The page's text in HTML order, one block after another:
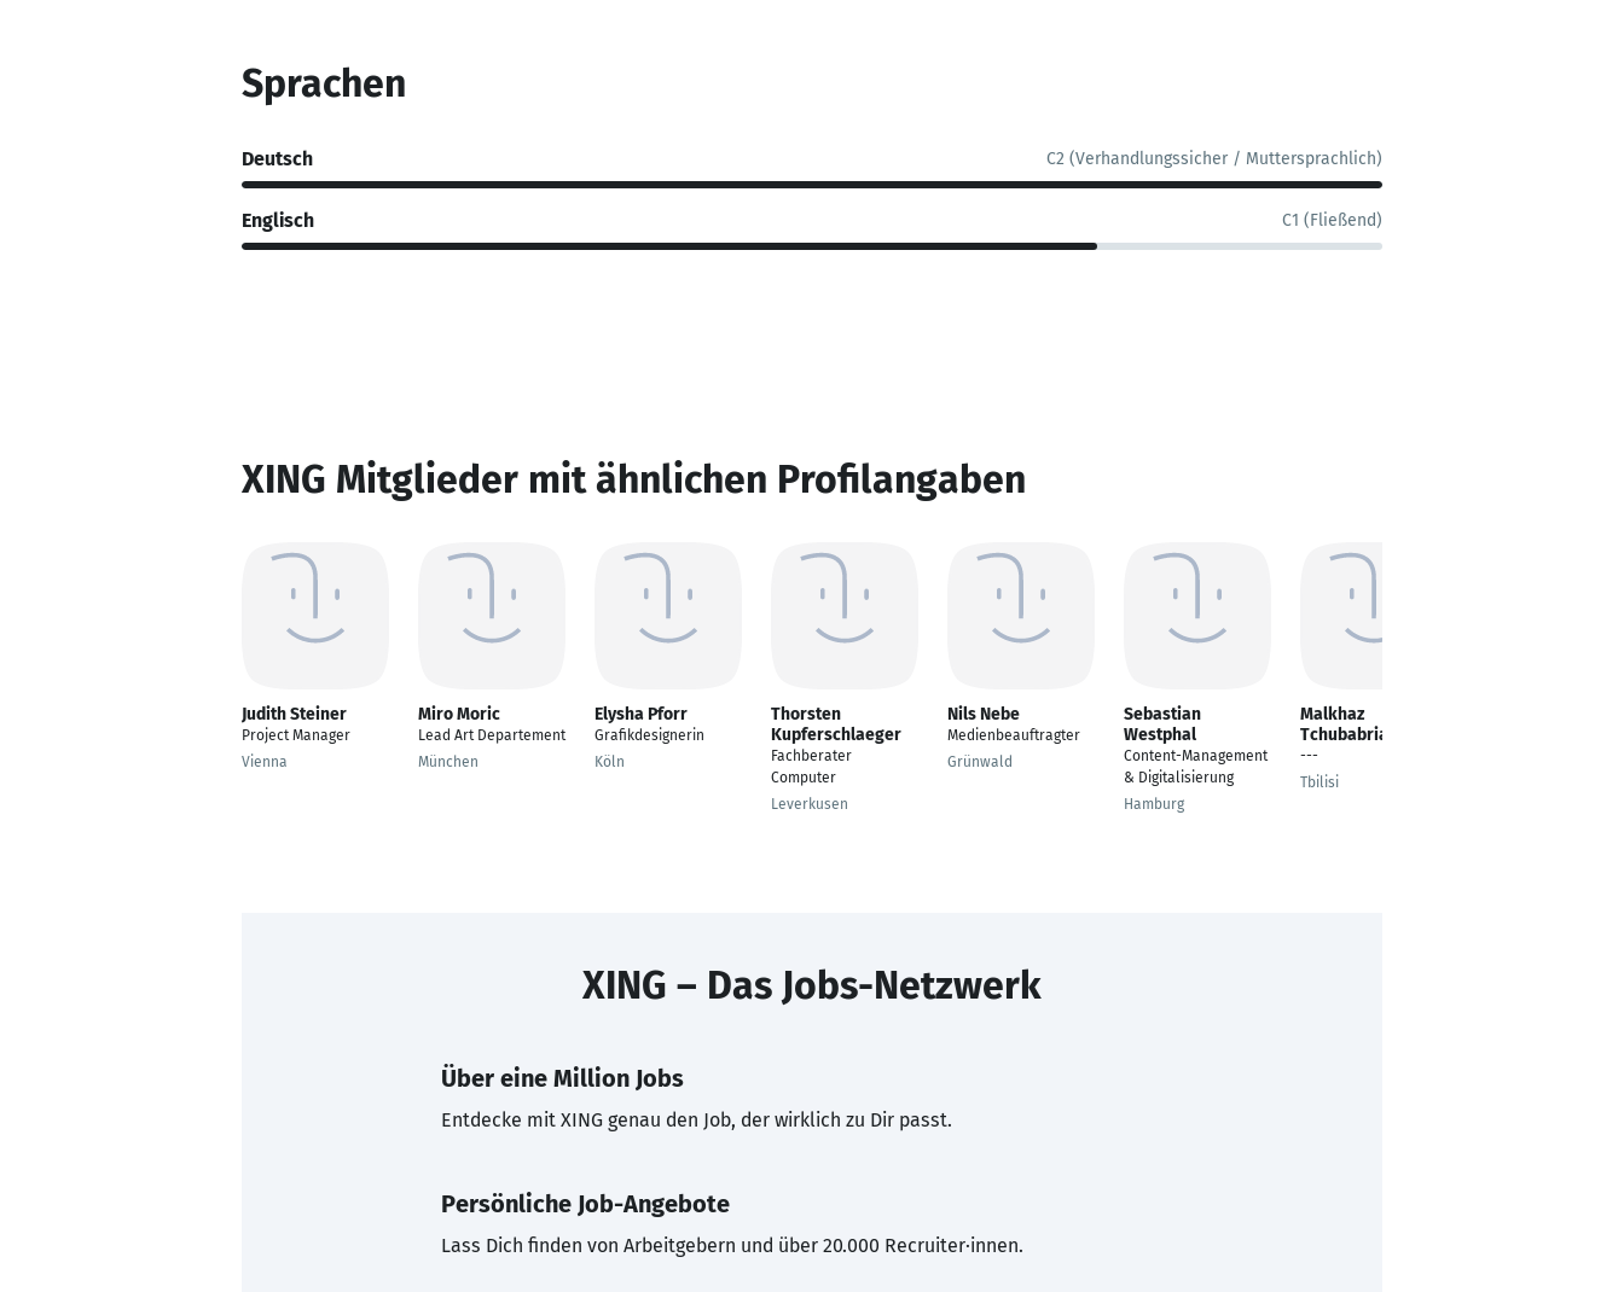
Sprachen
Deutsch C2 (Verhandlungssicher / Muttersprachlich)
Englisch C1 (Fließend)
XING Mitglieder mit ähnlichen Profilangaben
Judith Steiner
Project Manager
Vienna
Miro Moric
Lead Art Departement
München
Elysha Pforr
Grafikdesignerin
Köln
Thorsten
Kupferschlaeger
Fachberater
Computer
Leverkusen
Nils Nebe
Medienbeauftragter
Grünwald
Sebastian
Westphal
Content-Management
& Digitalisierung
Hamburg
Malkhaz
Tchubabria
---
Tbilisi
XING – Das Jobs-Netzwerk
Über eine Million Jobs
Entdecke mit XING genau den Job, der wirklich zu Dir passt.
Persönliche Job-Angebote
Lass Dich finden von Arbeitgebern und über 20.000 Recruiter·innen.